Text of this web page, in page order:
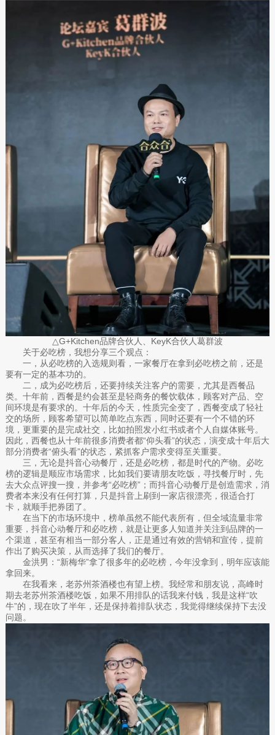
△G+Kitchen品牌合伙人、KeyK合伙人葛群波
关于必吃榜，我想分享三个观点：
一，从必吃榜的入选规则看，一家餐厅在拿到必吃榜之前，还是
要有一定的基本功的。
二，成为必吃榜后，还要持续关注客户的需要，尤其是西餐品
类。十年前，西餐是约会甚至是轻商务的餐饮载体，顾客对产品、空
间环境是有要求的。十年后的今天，性质完全变了，西餐变成了轻社
交的场所，顾客希望可以简单吃点东西，同时还要有一个不错的环
境，更重要的是完成社交，比如拍照发小红书或者个人自媒体账号。
因此，西餐也从十年前很多消费者都“仰头看”的状态，演变成十年后大
部分消费者“俯头看”的状态，紧抓客户需求变得至关重要。
三，无论是抖音心动餐厅，还是必吃榜，都是时代的产物。必吃
榜的逻辑是顺应市场需求，比如我们要请朋友吃饭，寻找餐厅时，先
去大众点评搜一搜，并参考“必吃榜”；而抖音心动餐厅是创造需求，消
费者本来没有任何打算，只是抖音上刷到一家店很漂亮，很适合打
卡，就顺手把券团了。
在当下的市场环境中，榜单虽然不能代表所有，但全域流量非常
重要，抖音心动餐厅和必吃榜，就是让更多人知道并关注到品牌的一
个渠道，甚至有相当一部分客人，正是通过有效的营销和宣传，提前
作出了购买决策，从而选择了我们的餐厅。
金洪男：“新梅华”拿了很多年的必吃榜，今年没拿到，明年应该能
拿回来。
在我看来，老苏州茶酒楼也有望上榜。我经常和朋友说，高峰时
期去老苏州茶酒楼吃饭，如果不用排队的话我来付钱，我是这样“吹
牛”的，现在吹了半年，还是保持着排队状态，我觉得继续保持下去没
问题。